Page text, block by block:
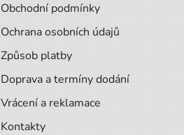
Obchodní podmínky
Ochrana osobních údajů
Způsob platby
Doprava a termíny dodání
Vrácení a reklamace
Kontakty